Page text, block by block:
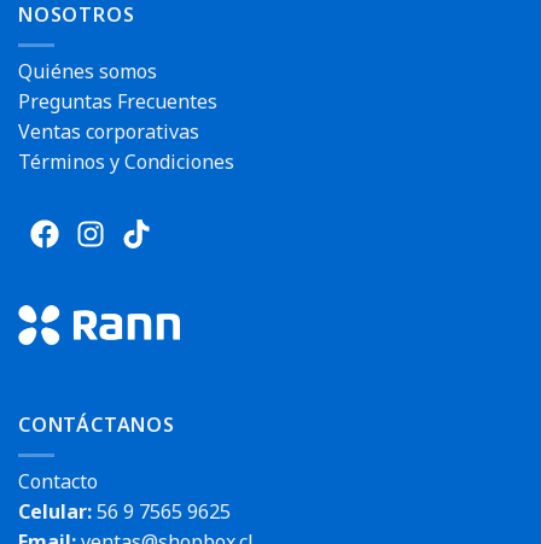
NOSOTROS
Quiénes somos
Preguntas Frecuentes
Ventas corporativas
Términos y Condiciones
CONTÁCTANOS
Contacto
Celular:56 9 7565 9625